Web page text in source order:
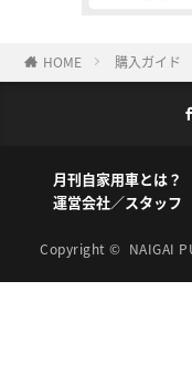
HOME 購入ガイド
月刊自家用車とは？
運営会社／スタッフ
Copyright © NAIGAI